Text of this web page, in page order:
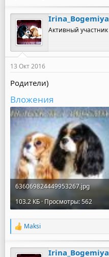
Irina_Bogemiya
Активный участник
13 Окт 2016
Родители)
Вложения
636069824449953267.jpg
103.2 КБ · Просмотры: 562
Р
а
к
Maksi
Irina_Bogemiya